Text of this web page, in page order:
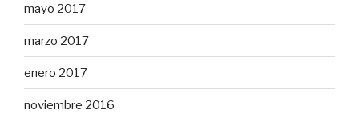
mayo 2017
marzo 2017
enero 2017
noviembre 2016